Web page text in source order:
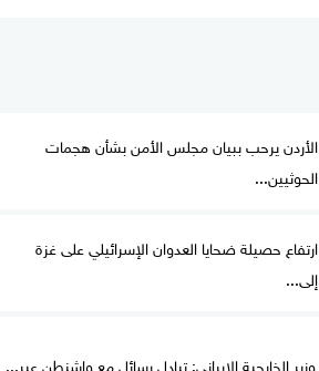
الأردن يرحب ببيان مجلس الأمن بشأن هجمات
الحوثيين...
ارتفاع حصيلة ضحايا العدوان الإسرائيلي على غزة
إلى...
وزير الخارجية الإيراني: تبادل رسائل مع واشنطن عبر...